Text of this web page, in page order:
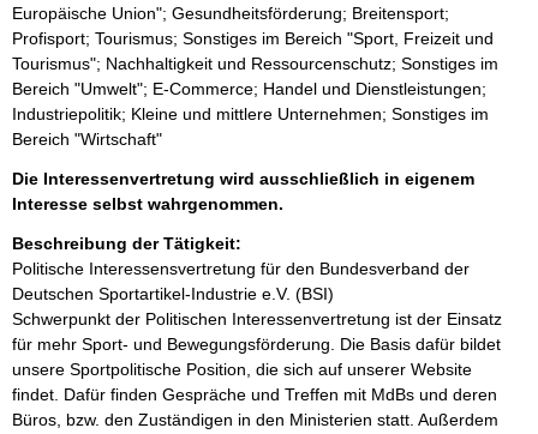
Europäische Union"; Gesundheitsförderung; Breitensport;
Profisport; Tourismus; Sonstiges im Bereich "Sport, Freizeit und
Tourismus"; Nachhaltigkeit und Ressourcenschutz; Sonstiges im
Bereich "Umwelt"; E-Commerce; Handel und Dienstleistungen;
Industriepolitik; Kleine und mittlere Unternehmen; Sonstiges im
Bereich "Wirtschaft"
Die Interessenvertretung wird ausschließlich in eigenem
Interesse selbst wahrgenommen.
Beschreibung der Tätigkeit:
Politische Interessensvertretung für den Bundesverband der
Deutschen Sportartikel-Industrie e.V. (BSI)
Schwerpunkt der Politischen Interessenvertretung ist der Einsatz
für mehr Sport- und Bewegungsförderung. Die Basis dafür bildet
unsere Sportpolitische Position, die sich auf unserer Website
findet. Dafür finden Gespräche und Treffen mit MdBs und deren
Büros, bzw. den Zuständigen in den Ministerien statt. Außerdem